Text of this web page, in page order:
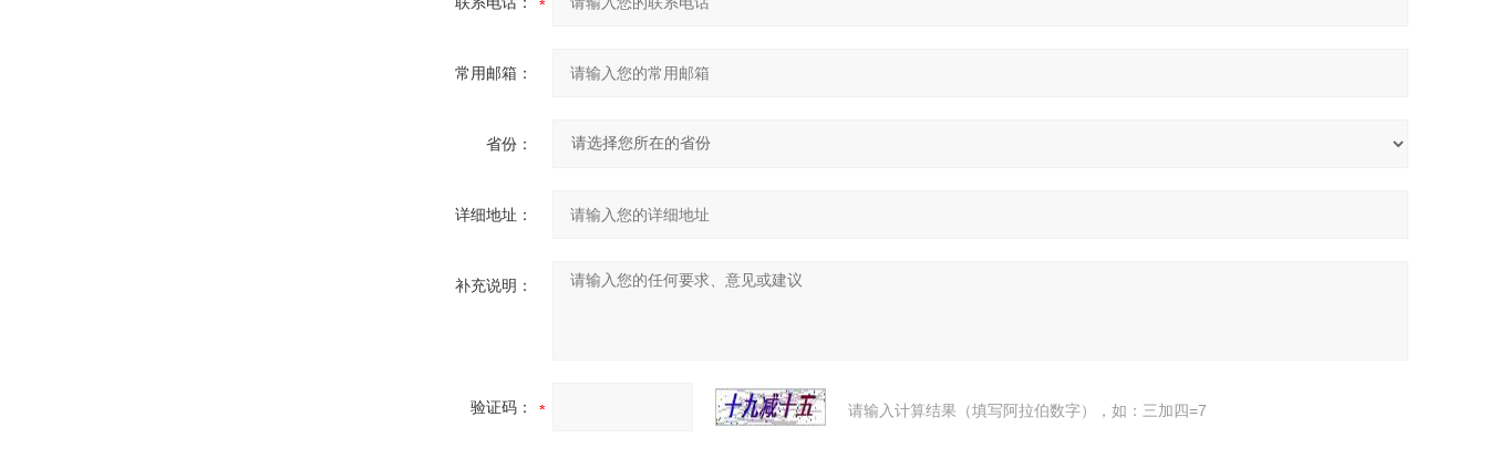
常用邮箱：
省份：
详细地址：
补充说明：
验证码： 请输入计算结果（填写阿拉伯数字），如：三加四=7